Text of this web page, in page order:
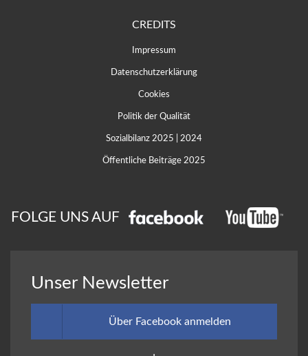
CREDITS
Impressum
Datenschutzerklärung
Cookies
Politik der Qualität
Sozialbilanz 2025 2024
Öffentliche Beiträge 2025
FOLGE UNS AUF
Unser Newsletter
Über Facebook anmelden